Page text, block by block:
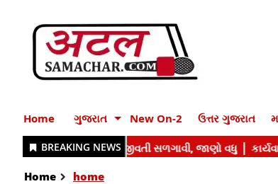
Home ગુજરાત New On-2 ઉત્તર ગુજરાત
Home home